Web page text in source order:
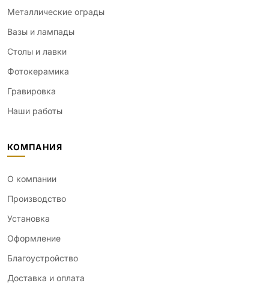
Металлические ограды
Вазы и лампады
Столы и лавки
Фотокерамика
Гравировка
Наши работы
КОМПАНИЯ
О компании
Производство
Установка
Оформление
Благоустройство
Доставка и оплата